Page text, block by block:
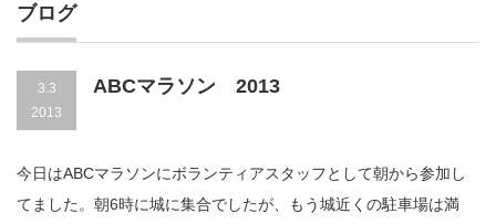
ブログ
3.3
2013
ABCマラソン 2013
今日はABCマラソンにボランティアスタッフとして朝から参加し
てました。朝6時に城に集合でしたが、もう城近くの駐車場は満